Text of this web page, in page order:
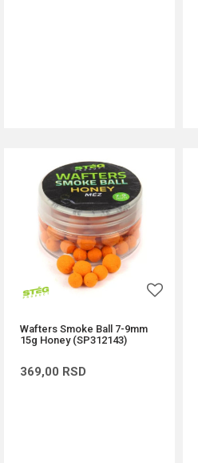
Wafters Smoke Ball 7-9mm
15g Honey (SP312143)
369,00 RSD